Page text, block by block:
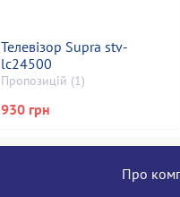
Телевізор Supra stv-
lc24500
Пропозицій (1)
930 грн
Про